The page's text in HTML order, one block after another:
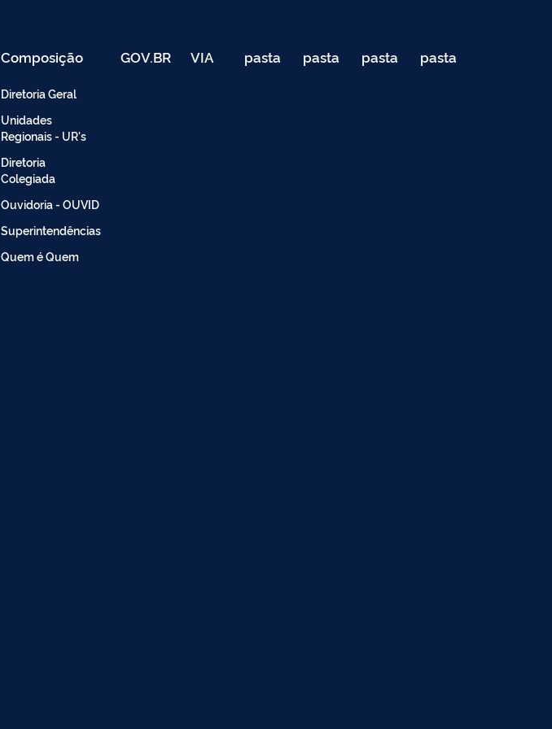
Composição
Diretoria Geral
Unidades
Regionais - UR's
Diretoria
Colegiada
Ouvidoria - OUVID
Superintendências
Quem é Quem
GOV.BR VIA pasta
de
pasta
de
pasta
de
pasta
de